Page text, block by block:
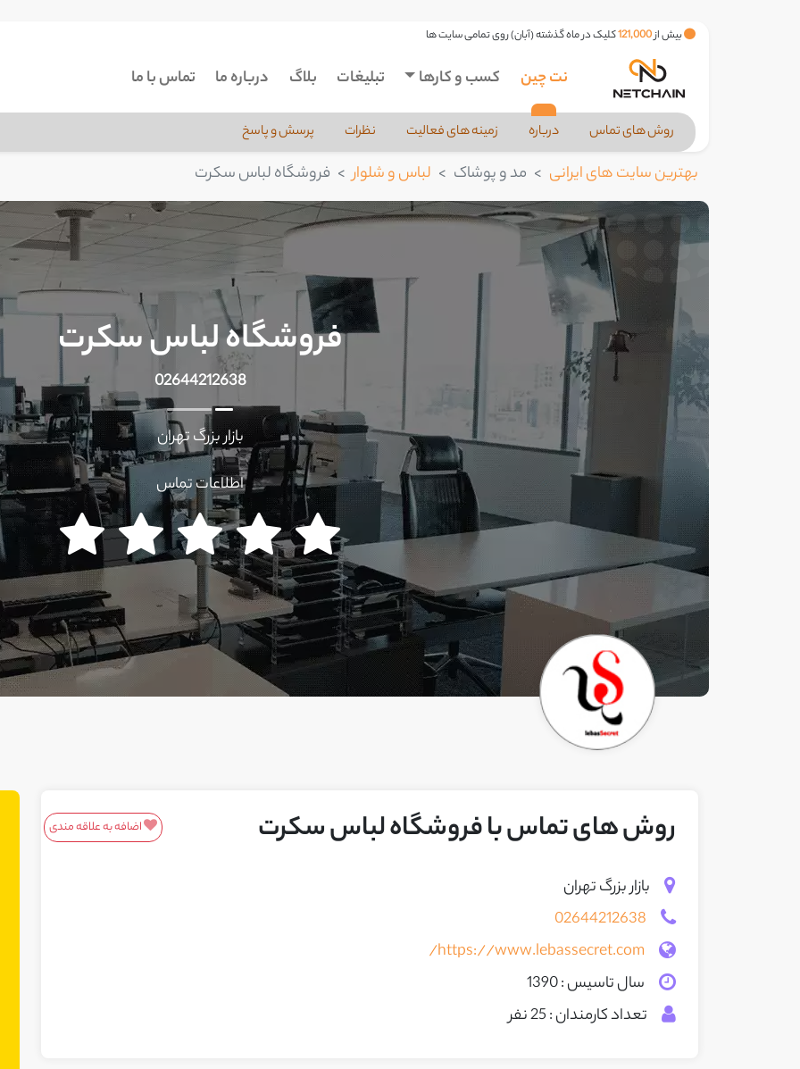
بیش از121,000کلیک در ماه گذشته (آبان) روی تمامی سایت ها
نت چین کسب و کارها تبلیغات بلاگ درباره ما تماس با ما
روش های تماس درباره زمینه های فعالیت نظرات پرسش و پاسخ
بهترین سایت های ایرانی مد و پوشاک لباس و شلوار فروشگاه لباس سکرت
فروشگاه لباس سکرت
02644212638
بازار بزرگ تهران
اطلاعات تماس
روش های تماس با فروشگاه لباس سکرت اضافه به علاقه مندی
بازار بزرگ تهران
02644212638
https://www.lebassecret.com/
سال تاسیس : 1390
تعداد کارمندان : 25 نفر